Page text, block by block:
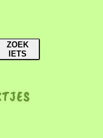
ZOEK
IETS